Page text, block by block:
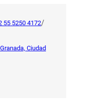
55 5250 4172/
Ciudad